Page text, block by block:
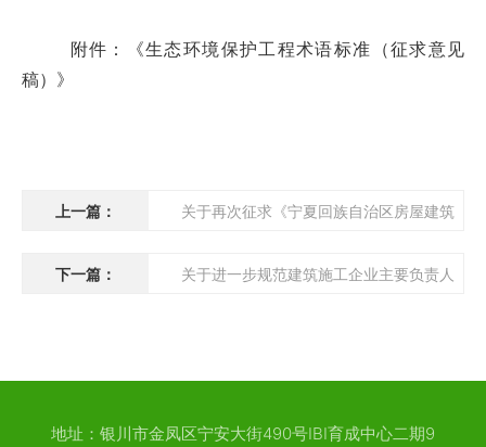
附件：《生态环境保护工程术语标准（征求意见
稿）》
上一篇： 关于再次征求《宁夏回族自治区房屋建筑
下一篇： 关于进一步规范建筑施工企业主要负责人
地址：银川市金凤区宁安大街490号IBI育成中心二期9